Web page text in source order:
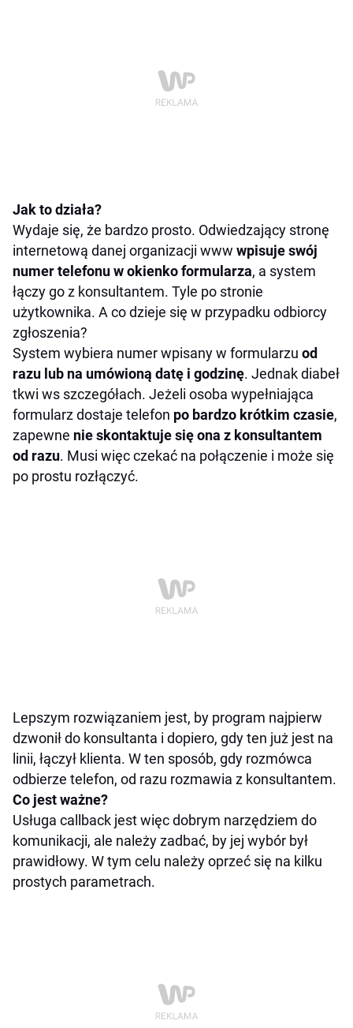
Jak to działa?
Wydaje się, że bardzo prosto. Odwiedzający stronę
internetową danej organizacji www wpisuje swój
numer telefonu w okienko formularza, a system
łączy go z konsultantem. Tyle po stronie
użytkownika. A co dzieje się w przypadku odbiorcy
zgłoszenia?
System wybiera numer wpisany w formularzu od
razu lub na umówioną datę i godzinę. Jednak diabeł
tkwi ws szczegółach. Jeżeli osoba wypełniająca
formularz dostaje telefon po bardzo krótkim czasie,
zapewne nie skontaktuje się ona z konsultantem
od razu. Musi więc czekać na połączenie i może się
po prostu rozłączyć.
Lepszym rozwiązaniem jest, by program najpierw
dzwonił do konsultanta i dopiero, gdy ten już jest na
linii, łączył klienta. W ten sposób, gdy rozmówca
odbierze telefon, od razu rozmawia z konsultantem.
Co jest ważne?
Usługa callback jest więc dobrym narzędziem do
komunikacji, ale należy zadbać, by jej wybór był
prawidłowy. W tym celu należy oprzeć się na kilku
prostych parametrach.